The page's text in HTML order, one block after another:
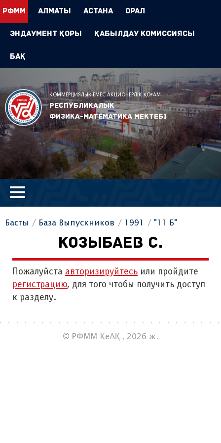
РФММ Алматы Астана Орал
Эндаумент Қоры Қабылдау комиссиясы
БАҚ
КОММЕРЦИЯЛЫҚ ЕМЕС АКЦИОНЕРЛІК ҚОҒАМ
Республикалық
физика-математика мектебі
Басты База Выпускников 1991 "11 Б"
КОЗЫБАЕВ С.
Пожалуйста авторизируйтесь или пройдите
регистрацию, для того чтобы получить доступ
к разделу.
© РФММ КеАҚ , 2026 ж.